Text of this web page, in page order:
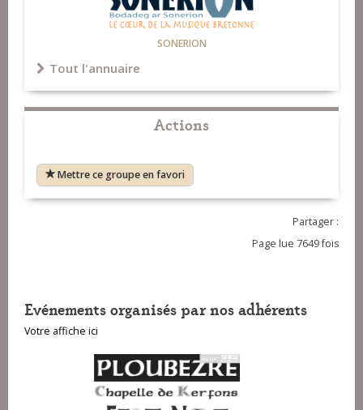
SONERION
Tout l'annuaire
Actions
Mettre ce groupe en favori
Partager :
Page lue 7649 fois
Evénements organisés par nos adhérents
Votre affiche ici